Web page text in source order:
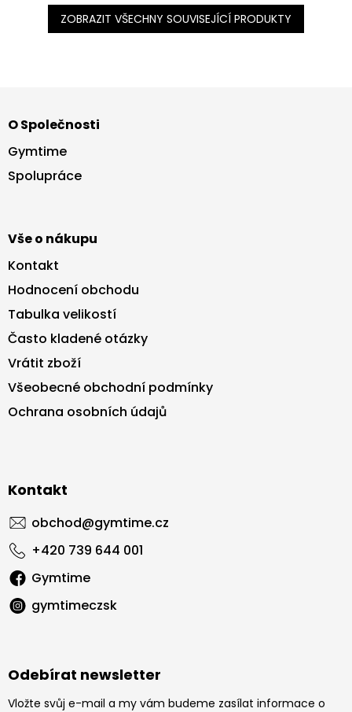
ZOBRAZIT VŠECHNY SOUVISEJÍCÍ PRODUKTY
p
a
O Společnosti
Gymtime
Spolupráce
Vše o nákupu
Kontakt
Hodnocení obchodu
Tabulka velikostí
Často kladené otázky
Vrátit zboží
Všeobecné obchodní podmínky
Ochrana osobních údajů
Kontakt
obchod@gymtime.cz
+420 739 644 001
Gymtime
gymtimeczsk
Odebírat newsletter
Vložte svůj e-mail a my vám budeme zasílat informace o